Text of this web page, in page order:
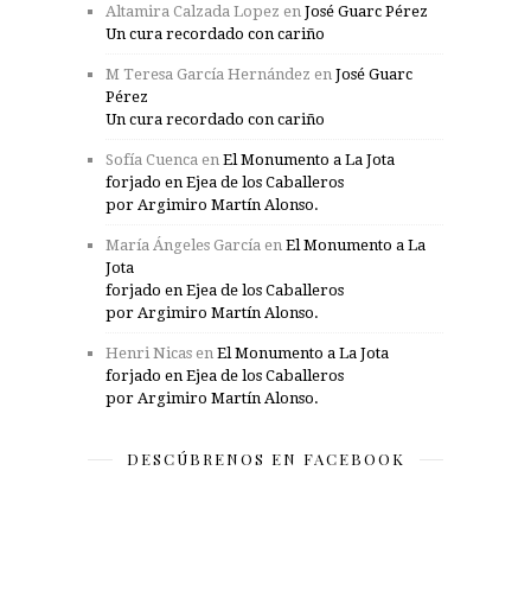
Altamira Calzada Lopez en José Guarc Pérez
Un cura recordado con cariño
M Teresa García Hernández en José Guarc
Pérez
Un cura recordado con cariño
Sofía Cuenca en El Monumento a La Jota
forjado en Ejea de los Caballeros
por Argimiro Martín Alonso.
María Ángeles García en El Monumento a La
Jota
forjado en Ejea de los Caballeros
por Argimiro Martín Alonso.
Henri Nicas en El Monumento a La Jota
forjado en Ejea de los Caballeros
por Argimiro Martín Alonso.
DESCÚBRENOS EN FACEBOOK